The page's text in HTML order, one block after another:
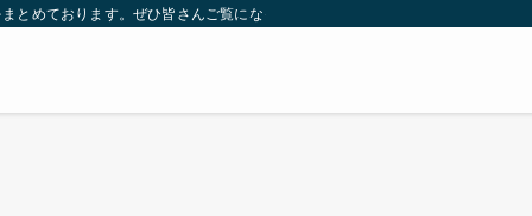
とめております。ぜひ皆さんご覧になっていってください。